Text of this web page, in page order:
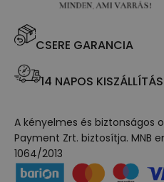
CSERE GARANCIA
14 NAPOS KISZÁLLÍTÁS
A kényelmes és biztonságos
Payment Zrt. biztosítja. MNB
1064/2013